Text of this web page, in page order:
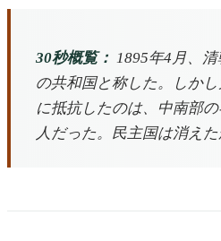
30秒概覧： 1895年4月、
の共和国と称した。しか
に抵抗したのは、中南部
人だった。民主国は消え